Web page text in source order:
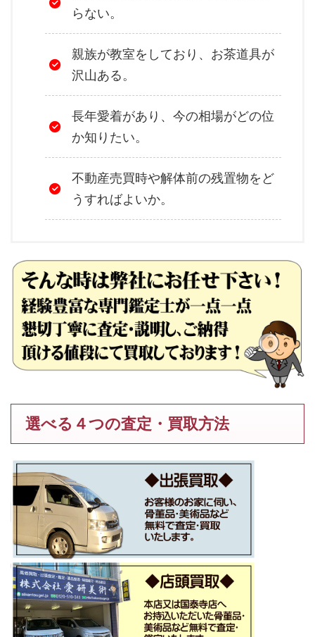
らない。
親族が教室をしており、お茶道具が
沢山ある。
長年愛着があり、今の相場がどの位
か知りたい。
不動産売買時や解体前の残置物をど
うすればよいか。
選べる４つの査定・買取方法